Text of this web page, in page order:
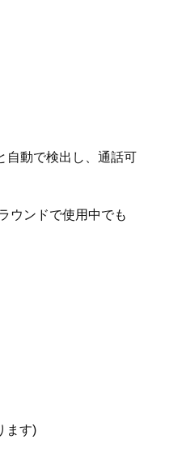
自動で検出し、通話可
ウンドで使用中でも
ます)